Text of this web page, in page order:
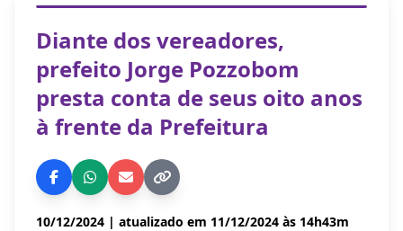
Diante dos vereadores,
prefeito Jorge Pozzobom
presta conta de seus oito anos
à frente da Prefeitura
10/12/2024 | atualizado em 11/12/2024 às 14h43m